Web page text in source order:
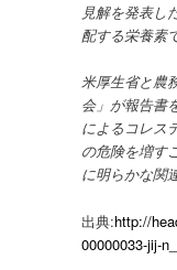
見解を発表し
配する栄養素
米厚生省と農
会」が報告書
によるコレス
の危険を増す
に明らかな関
出典:http://
00000033-jij-